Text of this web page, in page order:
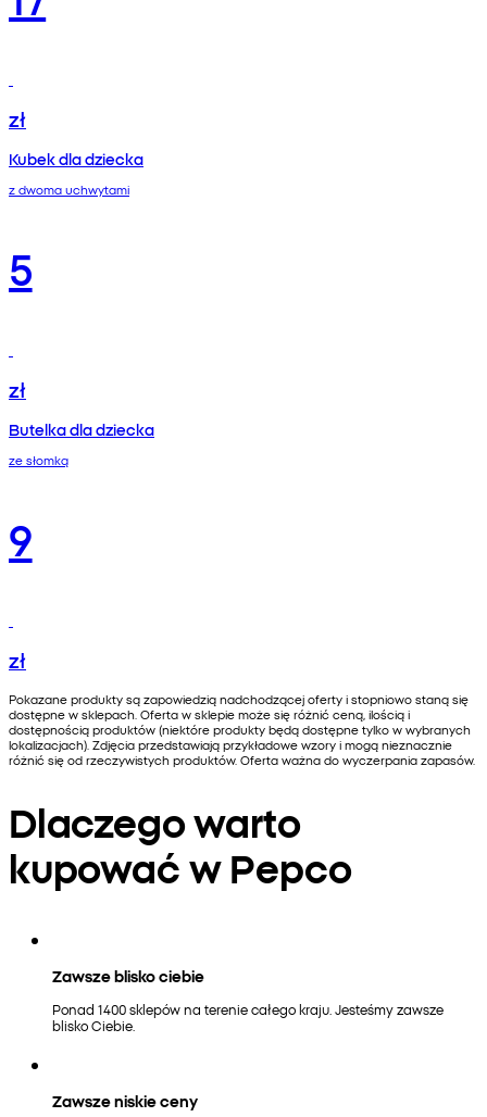
zł
Kubek dla dziecka
z dwoma uchwytami
5
zł
Butelka dla dziecka
ze słomką
9
zł
Pokazane produkty są zapowiedzią nadchodzącej oferty i stopniowo staną się
dostępne w sklepach. Oferta w sklepie może się różnić ceną, ilością i
dostępnością produktów (niektóre produkty będą dostępne tylko w wybranych
lokalizacjach). Zdjęcia przedstawiają przykładowe wzory i mogą nieznacznie
różnić się od rzeczywistych produktów. Oferta ważna do wyczerpania zapasów.
Dlaczego warto
kupować w Pepco
Zawsze blisko ciebie
Ponad 1400 sklepów na terenie całego kraju. Jesteśmy zawsze
blisko Ciebie.
Zawsze niskie ceny